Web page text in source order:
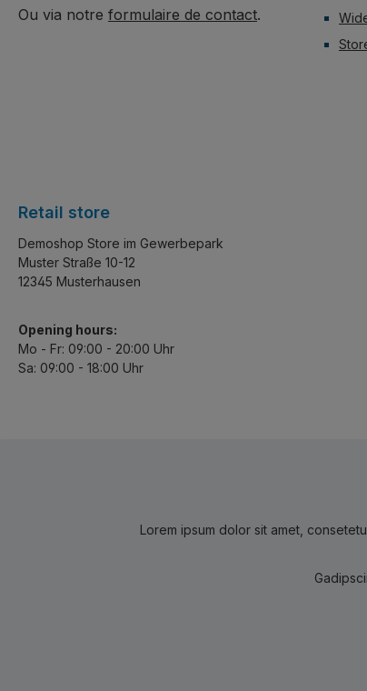
Ou via notre formulaire de contact.
Retail store
Demoshop Store im Gewerbepark
Muster Straße 10-12
12345 Musterhausen
Opening hours:
Mo - Fr: 09:00 - 20:00 Uhr
Sa: 09:00 - 18:00 Uhr
Lorem ipsum dolor sit amet,